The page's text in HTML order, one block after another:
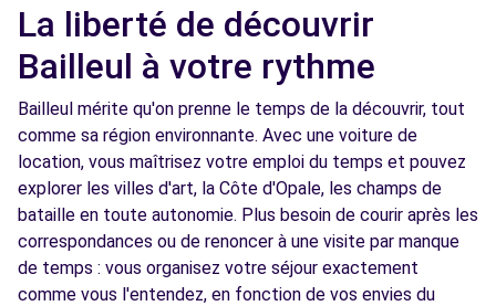
ROUTE DE BORRE
HAZEBROUCK, FR-59, 59190
Voir l'agence
Free2move Rent - SOFIDAP -
HAZEBROUCK (P)
13.1
ROUTE DE BORRE
HAZEBROUCK, FR-59, 59190
Voir l'agence
La liberté de découvrir
Bailleul à votre rythme
Bailleul mérite qu'on prenne le temps de la découvrir, tout
comme sa région environnante. Avec une voiture de
location, vous maîtrisez votre emploi du temps et pouvez
explorer les villes d'art, la Côte d'Opale, les champs de
bataille en toute autonomie. Plus besoin de courir après les
correspondances ou de renoncer à une visite par manque
de temps : vous organisez votre séjour exactement
comme vous l'entendez, en fonction de vos envies du